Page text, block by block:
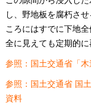
し、野地板を腐朽さ
ころにはすでに下地
全に見えても定期的に
参照：国土交通省「木
参照：国土交通省 国
資料